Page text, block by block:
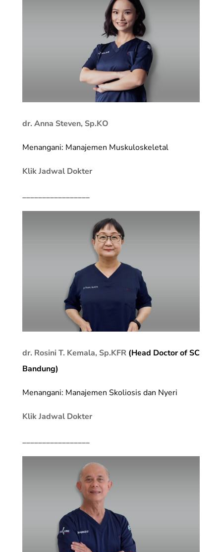
dr. Anna Steven, Sp.KO
Menangani: Manajemen Muskuloskeletal
Klik Jadwal Dokter
_________________
dr. Rosini T. Kemala, Sp.KFR(Head Doctor of SC
Bandung)
Menangani: Manajemen Skoliosis dan Nyeri
Klik Jadwal Dokter
_________________